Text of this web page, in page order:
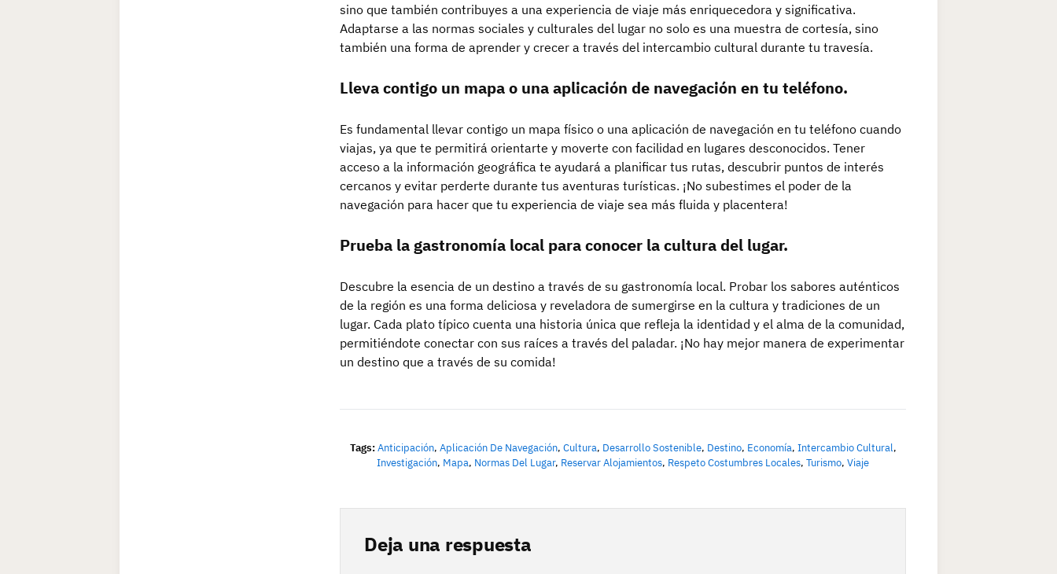
sino que también contribuyes a una experiencia de viaje más enriquecedora y significativa.
Adaptarse a las normas sociales y culturales del lugar no solo es una muestra de cortesía, sino
también una forma de aprender y crecer a través del intercambio cultural durante tu travesía.
Lleva contigo un mapa o una aplicación de navegación en tu teléfono.
Es fundamental llevar contigo un mapa físico o una aplicación de navegación en tu teléfono cuando
viajas, ya que te permitirá orientarte y moverte con facilidad en lugares desconocidos. Tener
acceso a la información geográfica te ayudará a planificar tus rutas, descubrir puntos de interés
cercanos y evitar perderte durante tus aventuras turísticas. ¡No subestimes el poder de la
navegación para hacer que tu experiencia de viaje sea más fluida y placentera!
Prueba la gastronomía local para conocer la cultura del lugar.
Descubre la esencia de un destino a través de su gastronomía local. Probar los sabores auténticos
de la región es una forma deliciosa y reveladora de sumergirse en la cultura y tradiciones de un
lugar. Cada plato típico cuenta una historia única que refleja la identidad y el alma de la comunidad,
permitiéndote conectar con sus raíces a través del paladar. ¡No hay mejor manera de experimentar
un destino que a través de su comida!
Tags: Anticipación, Aplicación De Navegación, Cultura, Desarrollo Sostenible, Destino, Economía, Intercambio Cultural,
Investigación, Mapa, Normas Del Lugar, Reservar Alojamientos, Respeto Costumbres Locales, Turismo, Viaje
Deja una respuesta